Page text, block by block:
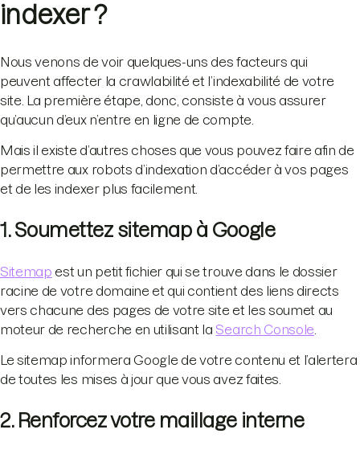
indexer ?
Nous venons de voir quelques-uns des facteurs qui
peuvent affecter la crawlabilité et l’indexabilité de votre
site. La première étape, donc, consiste à vous assurer
qu’aucun d’eux n’entre en ligne de compte.
Mais il existe d’autres choses que vous pouvez faire afin de
permettre aux robots d’indexation d’accéder à vos pages
et de les indexer plus facilement.
1. Soumettez sitemap à Google
Sitemap est un petit fichier qui se trouve dans le dossier
racine de votre domaine et qui contient des liens directs
vers chacune des pages de votre site et les soumet au
moteur de recherche en utilisant la Search Console
Le sitemap informera Google de votre contenu et l’alertera
de toutes les mises à jour que vous avez faites.
2. Renforcez votre maillage interne